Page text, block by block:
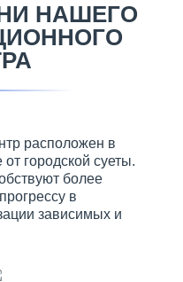
НАШЕГО
расположен в
городской суеты.
более
в
зависимых и